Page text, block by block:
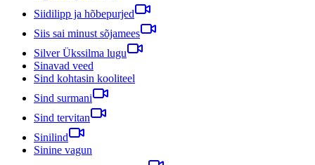
Siidilipp ja hõbepurjed
Siis sai minust sõjamees
Silver Ükssilma lugu
Sinavad veed
Sind kohtasin kooliteel
Sind surmani
Sind tervitan
Sinilind
Sinine vagun